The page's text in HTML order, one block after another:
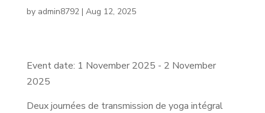
by admin8792| Aug 12, 2025
Event date: 1 November 2025 - 2 November
2025
Deux journées de transmission de yoga intégral